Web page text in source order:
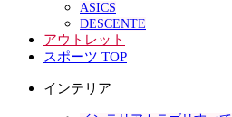
ASICS
DESCENTE
アウトレット
スポーツ TOP
インテリア